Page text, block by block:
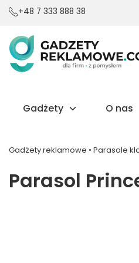
+48 7 333 888 38
Gadżety O nas
Gadżety reklamowe • Parasole
Parasol